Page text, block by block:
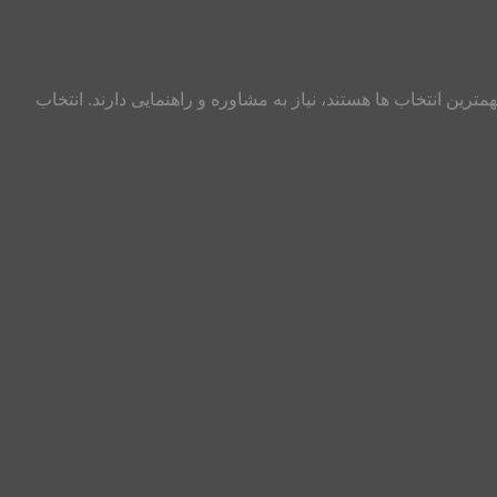
انتخاب ها هستند، نیاز به مشاوره و راهنمایی دارند. انتخاب